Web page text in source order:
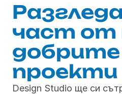
част от
добрите
проекти
Design Studio ще си